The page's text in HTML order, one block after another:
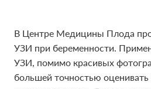
В Центре Медицины Плода
УЗИ при беременности.
УЗИ, помимо красивых
большей точностью оценивать
В Центре Медицины Плода
УЗИ при беременности.
УЗИ, помимо красивых
большей точностью оценивать